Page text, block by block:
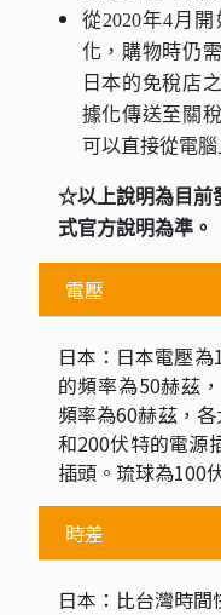
從2020年4月
化，購物時仍
日本的免稅店
據化傳送至關
可以直接從電
☆以上說明為目前
式官方說明為準。
電壓
日本：日本電壓
的頻率為50赫茲
頻率為60赫茲，
和200伏特的電源
插頭。琉球為100
時差
日本：比台灣時間